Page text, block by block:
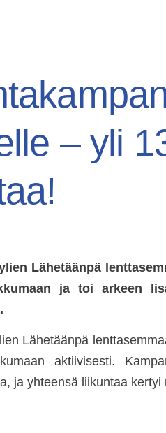
ja Urheilu ry
– yli
Lähetäänpä
ja toi arkeen
Lähetäänpä
aktiivisesti.
ja yhteensä liikuntaa kertyi